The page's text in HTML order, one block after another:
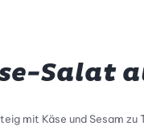
Salat
mit Käse und Sesam zu